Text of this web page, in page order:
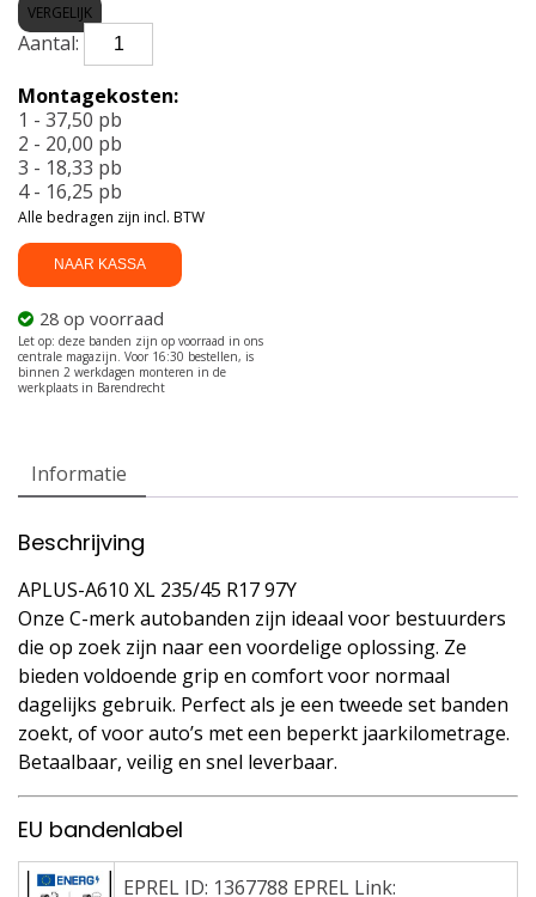
VERGELIJK
APLUS-
A610
235/45
R17
97Y
aantal
NAAR KASSA
28 op voorraad
Montagekosten:
1 - 37,50 pb
2 - 20,00 pb
3 - 18,33 pb
4 - 16,25 pb
Alle bedragen zijn incl. BTW
Informatie
Beschrijving
APLUS-A610 XL 235/45 R17 97Y
Onze C-merk autobanden zijn ideaal voor bestuurders
die op zoek zijn naar een voordelige oplossing. Ze
bieden voldoende grip en comfort voor normaal
dagelijks gebruik. Perfect als je een tweede set banden
zoekt, of voor auto’s met een beperkt jaarkilometrage.
Betaalbaar, veilig en snel leverbaar.
EU bandenlabel
EPREL ID: 1367788 EPREL Link: